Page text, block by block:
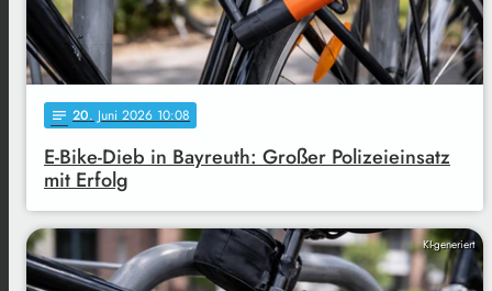
notes 20. Juni 2026 10:08
E-Bike-Dieb in Bayreuth: Großer Polizeieinsatz
mit Erfolg
KI-generiert